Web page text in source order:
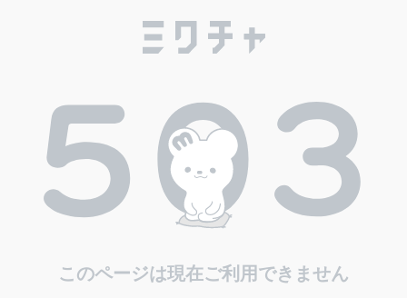
このページは現在ご利用できません